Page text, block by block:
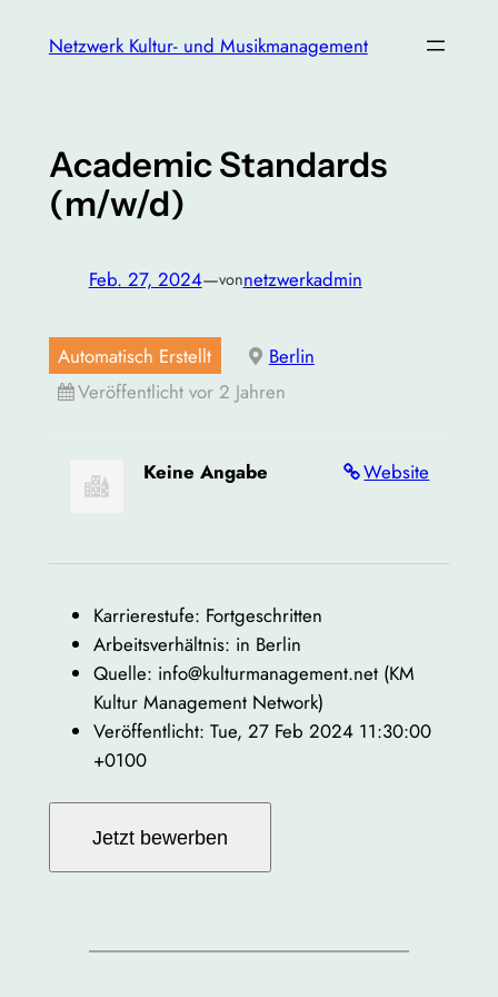
InhaltNetzwerk Kultur- und Musikmanagement
Academic Standards
(m/w/d)
Feb. 27, 2024—vonnetzwerkadmin
Automatisch Erstellt
Berlin
Veröffentlicht vor 2 Jahren
Website
Keine Angabe
Karrierestufe: Fortgeschritten
Arbeitsverhältnis: in Berlin
Quelle: info@kulturmanagement.net (KM
Kultur Management Network)
Veröffentlicht: Tue, 27 Feb 2024 11:30:00
+0100